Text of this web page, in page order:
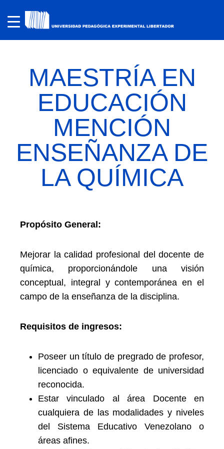
MAESTRÍA EN
EDUCACIÓN
MENCIÓN
ENSEÑANZA DE
LA QUÍMICA
Propósito General:
Mejorar la calidad profesional del docente de
química, proporcionándole una visión
conceptual, integral y contemporánea en el
campo de la enseñanza de la disciplina.
Requisitos de ingresos:
Poseer un título de pregrado de profesor,
licenciado o equivalente de universidad
reconocida.
Estar vinculado al área Docente en
cualquiera de las modalidades y niveles
del Sistema Educativo Venezolano o
áreas afines.